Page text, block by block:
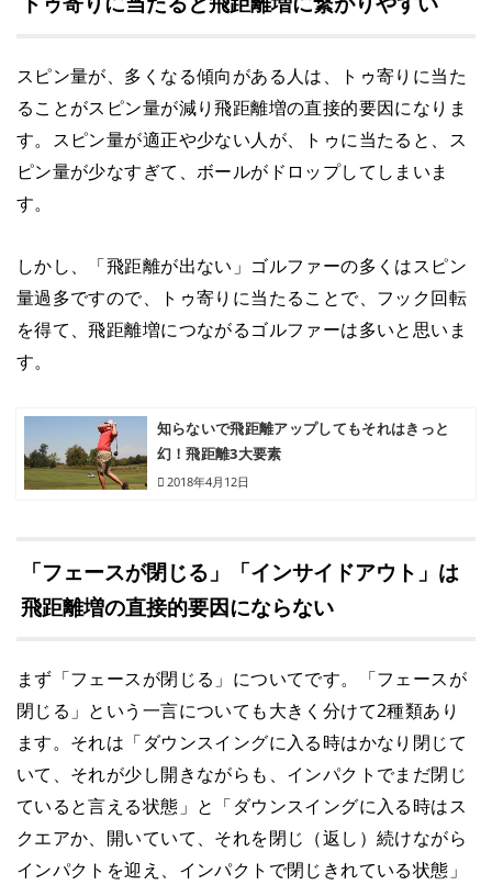
スピン量が、多くなる傾向がある人は、トゥ寄りに当た
ることがスピン量が減り飛距離増の直接的要因になりま
す。スピン量が適正や少ない人が、トゥに当たると、ス
ピン量が少なすぎて、ボールがドロップしてしまいま
す。
しかし、「飛距離が出ない」ゴルファーの多くはスピン
量過多ですので、トゥ寄りに当たることで、フック回転
を得て、飛距離増につながるゴルファーは多いと思いま
す。
知らないで飛距離アップしてもそれはきっと
幻！飛距離3大要素
2018年4月12日
「フェースが閉じる」「インサイドアウト」は
飛距離増の直接的要因にならない
まず「フェースが閉じる」についてです。「フェースが
閉じる」という一言についても大きく分けて2種類あり
ます。それは「ダウンスイングに入る時はかなり閉じて
いて、それが少し開きながらも、インパクトでまだ閉じ
ていると言える状態」と「ダウンスイングに入る時はス
クエアか、開いていて、それを閉じ（返し）続けながら
インパクトを迎え、インパクトで閉じきれている状態」